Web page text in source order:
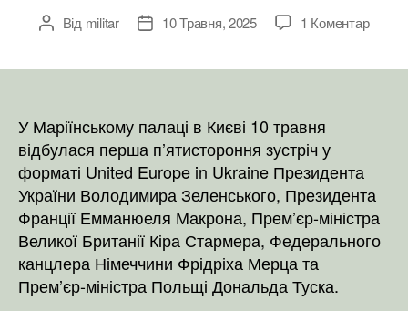
Автор
Від militar
Дата10 Травня, 2025 1 Коментардо
та
У Маріїнському палаці в Києві 10 травня
відбулася перша п’ятистороння зустріч у
форматі United Europe in Ukraine Президента
України Володимира Зеленського, Президента
Франції Емманюеля Макрона, Прем’єр-міністра
Великої Британії Кіра Стармера, Федерального
канцлера Німеччини Фрідріха Мерца та
Прем’єр-міністра Польщі Дональда Туска.